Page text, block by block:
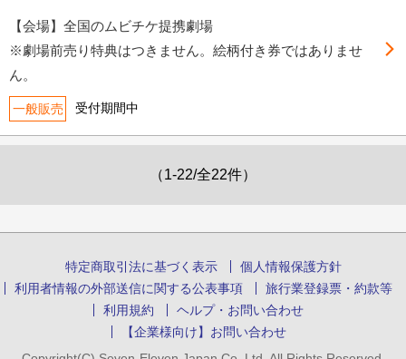
【会場】全国のムビチケ提携劇場
※劇場前売り特典はつきません。絵柄付き券ではありませ
ん。
一般販売 受付期間中
（1-22/全22件）
特定商取引法に基づく表示
個人情報保護方針
利用者情報の外部送信に関する公表事項
旅行業登録票・約款等
利用規約
ヘルプ・お問い合わせ
【企業様向け】お問い合わせ